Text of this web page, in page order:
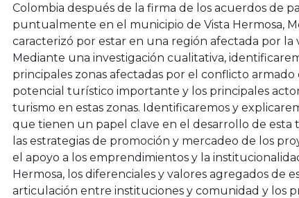
Colombia después de la firma de los acuerdos de
puntualmente en el municipio de Vista Hermosa,
caracterizó por estar en una región afectada por la
Mediante una investigación cualitativa,
principales zonas afectadas por el conflicto
potencial turístico importante y los principales
turismo en estas zonas. Identificaremos y
que tienen un papel clave en el desarrollo de esta
las estrategias de promoción y mercadeo de los
el apoyo a los emprendimientos y la
Hermosa, los diferenciales y valores agregados de
articulación entre instituciones y comunidad y los